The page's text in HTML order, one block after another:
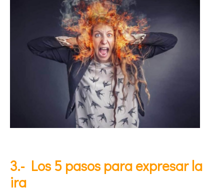
3.- Los 5 pasos para expresar la
ira